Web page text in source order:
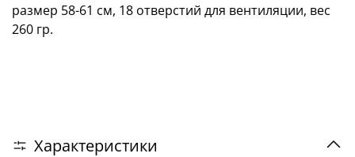
размер 58-61 см, 18 отверстий для вентиляции, вес
260 гр.
Характеристики